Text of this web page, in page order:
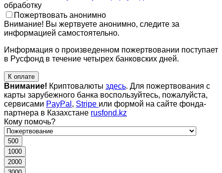
обработку
Пожертвовать анонимно
Внимание! Вы жертвуете анонимно, следите за
информацией самостоятельно.
Информация о произведенном пожертвовании поступает
в Русфонд в течение четырех банковских дней.
К оплате
Внимание! Криптовалюты здесь. Для пожертвования с
карты зарубежного банка воспользуйтесь, пожалуйста,
сервисами PayPal , Stripe или формой на сайте фонда-
партнера в Казахстане rusfond.kz
Кому помочь?
500
1000
2000